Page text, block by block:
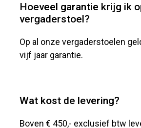
Hoeveel garantie krijg ik
vergaderstoel?
Op al onze vergaderstoelen
vijf jaar garantie.
Wat kost de levering?
Boven € 450,- exclusief btw